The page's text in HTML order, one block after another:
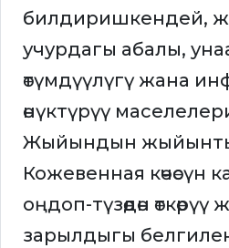
билдиришкендей,
учурдагы абалы,
өтүмдүүлүгү жана
өнүктүрүү
Жыйындын
Кожевенная көчөсүн
оңдоп-түзөөдөн
зарылдыгы